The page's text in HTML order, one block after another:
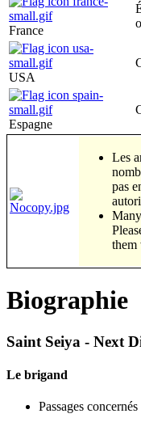
France
USA
Espagne
Les
pas
them
Biographie
Saint Seiya - Next
Le brigand
Passages concernés